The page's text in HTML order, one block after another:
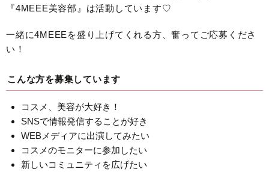
『4MEEE美容部』は活動しています♡
一緒に4MEEEを盛り上げてくれる方、奮ってご応募くださ
い！
こんな方を募集しています
コスメ、美容が大好き！
SNSで情報発信することが好き
WEBメディアに出演してみたい
コスメのモニターに参加したい
新しいコミュニティを広げたい